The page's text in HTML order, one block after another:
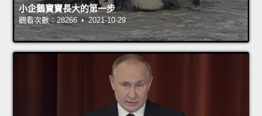
小企鵝寶寶長大的第一步
觀看次數：28266 • 2021-10-29